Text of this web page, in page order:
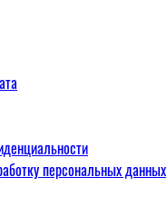
персональных данных